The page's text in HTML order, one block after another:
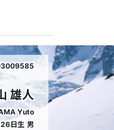
雄人
Yuto
日生 男